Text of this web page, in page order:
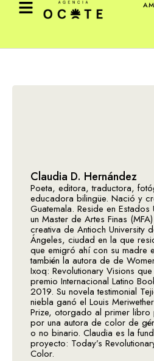
Claudia D. Hernández
Poeta, editora, traductora,
educadora bilingüe. Nació y
Guatemala. Reside en Estados
un Master de Artes Finas
creativa de Antioch University
Ángeles, ciudad en la que
que emigró ahí con su madre
también la autora de de
Ixoq: Revolutionary Visions
premio Internacional Latino
2019. Su novela testimonial
niebla ganó el Louis
Prize, otorgado al primer libro
por una autora de color de
o no binario. Claudia es la
proyecto: Today’s
Color.